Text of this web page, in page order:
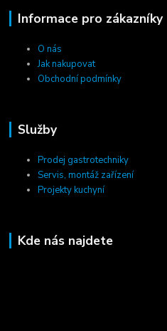
Informace pro zákazníky
O nás
Jak nakupovat
Obchodní podmínky
Služby
Prodej gastrotechniky
Servis, montáž zařízení
Projekty kuchyní
Kde nás najdete